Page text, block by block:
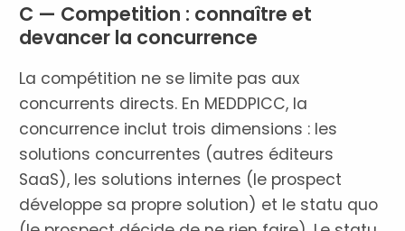
C — Competition : connaître et
devancer la concurrence
La compétition ne se limite pas aux
concurrents directs. En MEDDPICC, la
concurrence inclut trois dimensions : les
solutions concurrentes (autres éditeurs
SaaS), les solutions internes (le prospect
développe sa propre solution) et le statu quo